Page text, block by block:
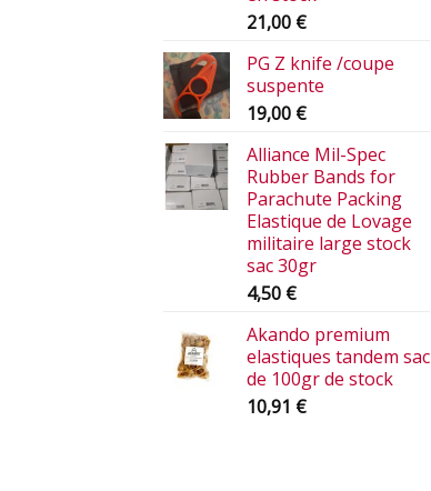
21,00 €
PG Z knife /coupe
suspente
19,00 €
Alliance Mil-Spec
Rubber Bands for
Parachute Packing
Elastique de Lovage
militaire large stock
sac 30gr
4,50 €
Akando premium
elastiques tandem sac
de 100gr de stock
10,91 €